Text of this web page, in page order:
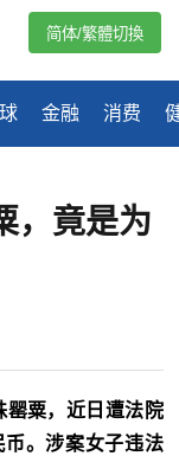
金融 消费
简体/繁體切換
，竟是为
罂粟，近日遭法院
。涉案女子违法